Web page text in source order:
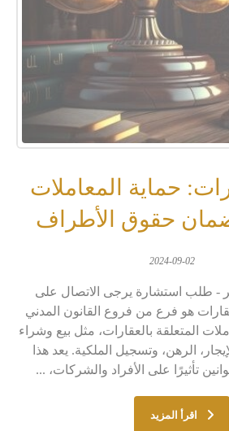
حماية المعاملات
حقوق الأطراف
2024-09-02
- طلب استشارة يرجى الاتصال على
العقارات هو فرع من فروع القانون المدني
المتعلقة بالعقارات، مثل بيع وشراء
الرهن، وتسجيل الملكية. يعد هذا
تأثيرًا على الأفراد والشركات، ...
اقرأ المزيد